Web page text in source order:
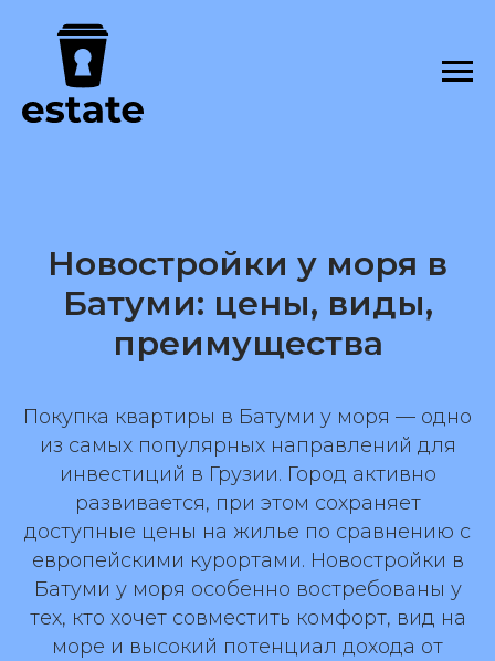
Новостройки у моря в
Батуми: цены, виды,
преимущества
Покупка квартиры в Батуми у моря — одно
из самых популярных направлений для
инвестиций в Грузии. Город активно
развивается, при этом сохраняет
доступные цены на жилье по сравнению с
европейскими курортами. Новостройки в
Батуми у моря особенно востребованы у
тех, кто хочет совместить комфорт, вид на
море и высокий потенциал дохода от